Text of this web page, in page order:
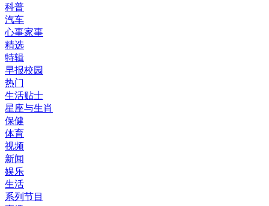
科普
汽车
心事家事
精选
特辑
早报校园
热门
生活贴士
星座与生肖
保健
体育
视频
新闻
娱乐
生活
系列节目